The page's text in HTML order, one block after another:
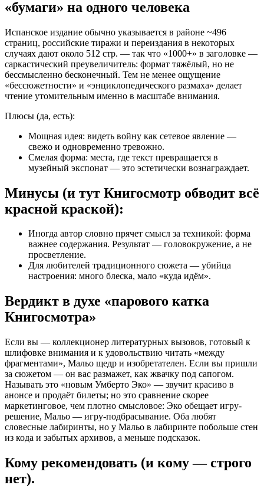
«бумаги» на одного человека
Испанское издание обычно указывается в районе ~496
страниц, российские тиражи и переиздания в некоторых
случаях дают около 512 стр. — так что «1000+» в заголовке —
саркастический преувеличитель: формат тяжёлый, но не
бессмысленно бесконечный. Тем не менее ощущение
«бессюжетности» и «энциклопедического размаха» делает
чтение утомительным именно в масштабе внимания.
Плюсы (да, есть):
Мощная идея: видеть войну как сетевое явление —
свежо и одновременно тревожно.
Смелая форма: места, где текст превращается в
музейный экспонат — это эстетически вознаграждает.
Минусы (и тут Книгосмотр обводит всё
красной краской):
Иногда автор словно прячет смысл за техникой: форма
важнее содержания. Результат — головокружение, а не
просветление.
Для любителей традиционного сюжета — убийца
настроения: много блеска, мало «куда идём».
Вердикт в духе «парового катка
Книгосмотра»
Если вы — коллекционер литературных вызовов, готовый к
шлифовке внимания и к удовольствию читать «между
фрагментами», Мальо щедр и изобретателен. Если вы пришли
за сюжетом — он вас размажет, как жвачку под сапогом.
Называть это «новым Умберто Эко» — звучит красиво в
анонсе и продаёт билеты; но это сравнение скорее
маркетинговое, чем плотно смысловое: Эко обещает игру-
решение, Мальо — игру-подбрасывание. Оба любят
словесные лабиринты, но у Мальо в лабиринте побольше стен
из кода и забытых архивов, а меньше подсказок.
Кому рекомендовать (и кому — строго
нет).